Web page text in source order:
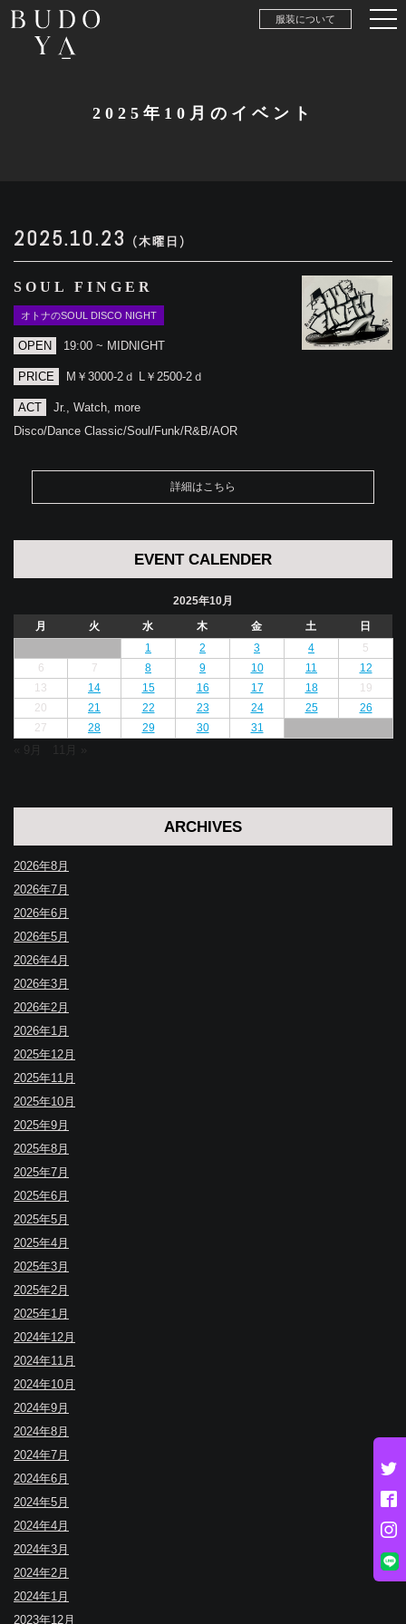
服装について
2025年10月のイベント
2025.10.23 (木曜日)
SOUL FINGER
オトナのSOUL DISCO NIGHT
OPEN 19:00 ~ MIDNIGHT
PRICE M￥3000-2ｄ L￥2500-2ｄ
ACT
Jr., Watch, more
Disco/Dance Classic/Soul/Funk/R&B/AOR
詳細はこちら
EVENT CALENDER
2025年10月
月
火 水 木 金 土
日
1
2 3 4
5
6
7 8 9 10 11
12
13
14 15 16 17 18
19
20
21 22 23 24 25
26
27
28 29 30 31
« 9月
ARCHIVES
2026年8月
2026年7月
2026年6月
2026年5月
2026年4月
2026年3月
2026年2月
2026年1月
2025年12月
2025年11月
2025年10月
2025年9月
2025年8月
2025年7月
2025年6月
2025年5月
2025年4月
2025年3月
2025年2月
2025年1月
2024年12月
2024年11月
2024年10月
2024年9月
2024年8月
2024年7月
2024年6月
2024年5月
2024年4月
2024年3月
2024年2月
2024年1月
2023年12月